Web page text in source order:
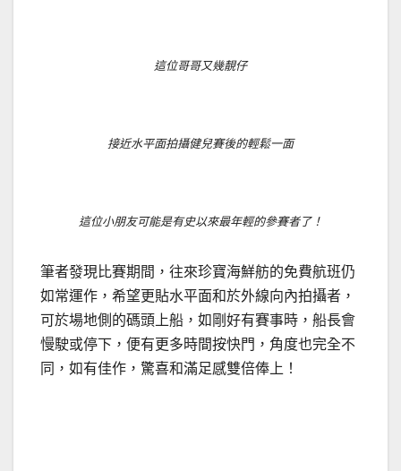
這位哥哥又幾靚仔
接近水平面拍攝健兒賽後的輕鬆一面
這位小朋友可能是有史以來最年輕的參賽者了！
筆者發現比賽期間，往來珍寶海鮮舫的免費航班仍
如常運作，希望更貼水平面和於外線向內拍攝者，
可於場地側的碼頭上船，如剛好有賽事時，船長會
慢駛或停下，便有更多時間按快門，角度也完全不
同，如有佳作，驚喜和滿足感雙倍俸上！